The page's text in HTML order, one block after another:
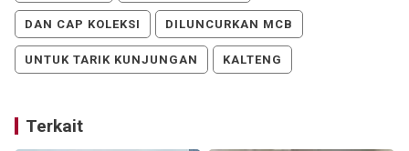
DAN CAP KOLEKSI DILUNCURKAN MCB
UNTUK TARIK KUNJUNGAN KALTENG
Terkait